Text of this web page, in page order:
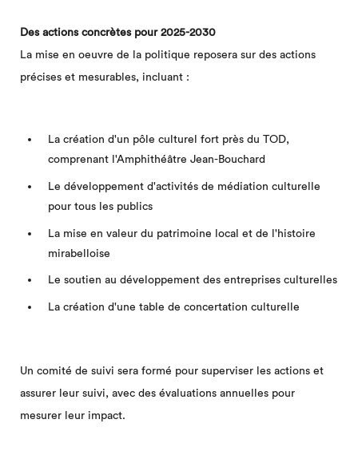
Des actions concrètes pour 2025-2030
La mise en oeuvre de la politique reposera sur des actions
précises et mesurables, incluant :
La création d'un pôle culturel fort près du TOD,
comprenant l'Amphithéâtre Jean-Bouchard
Le développement d'activités de médiation culturelle
pour tous les publics
La mise en valeur du patrimoine local et de l'histoire
mirabelloise
Le soutien au développement des entreprises culturelles
La création d'une table de concertation culturelle
Un comité de suivi sera formé pour superviser les actions et
assurer leur suivi, avec des évaluations annuelles pour
mesurer leur impact.